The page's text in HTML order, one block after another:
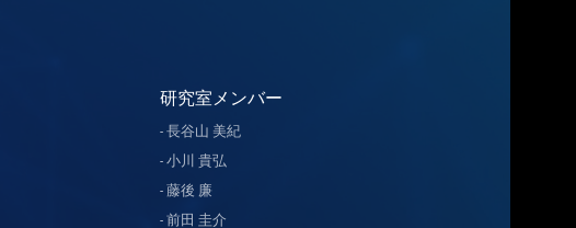
研究室メンバー
長谷山 美紀
小川 貴弘
藤後 廉
前田 圭介